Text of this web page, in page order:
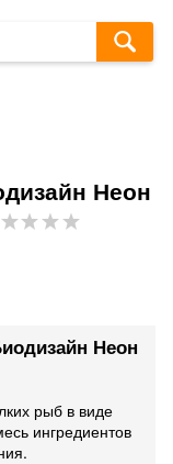
Неон
Неон
рыб в виде
ингредиентов